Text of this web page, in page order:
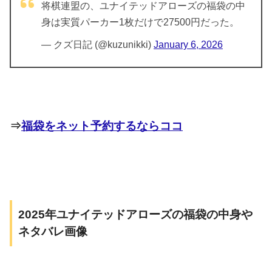
将棋連盟の、ユナイテッドアローズの福袋の中
身は実質パーカー1枚だけで27500円だった。
— クズ日記 (@kuzunikki) January 6, 2026
⇒福袋をネット予約するならココ
2025年ユナイテッドアローズの福袋の中身や
ネタバレ画像